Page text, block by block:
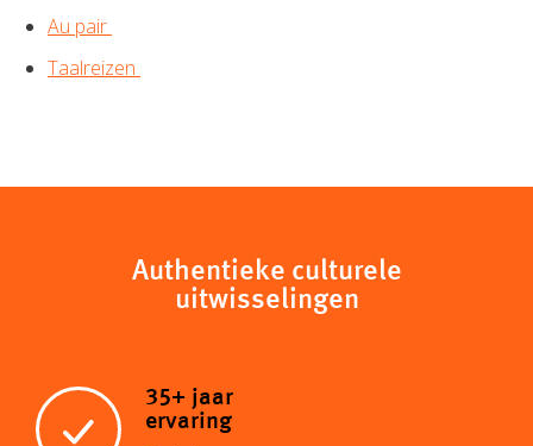
Au pair
Taalreizen
Authentieke culturele
uitwisselingen
35+ jaar
ervaring